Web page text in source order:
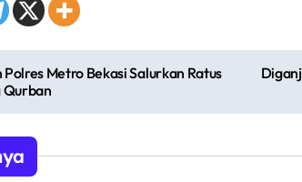
Metro Bekasi Salurkan Ratus
Qurban